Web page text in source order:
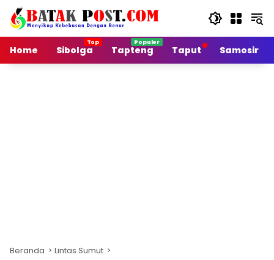
Langsung
konten
Home
Sibolga Tapteng Taput Samosir
Beranda Lintas Sumut